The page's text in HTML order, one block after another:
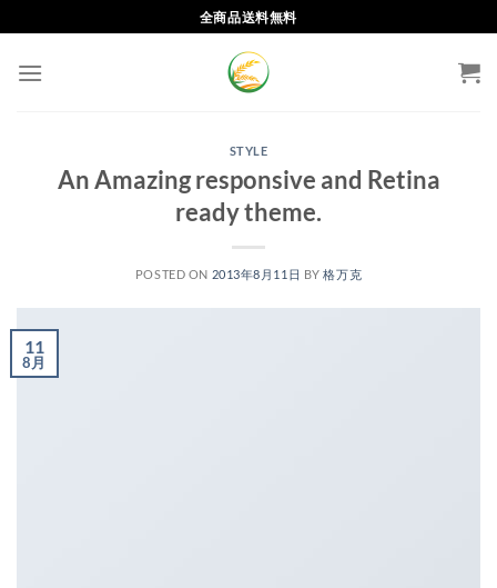
to
content
全商品送料無料
STYLE
An Amazing responsive and Retina
ready theme.
POSTED ON 2013年8月11日 BY格万克
11
8月